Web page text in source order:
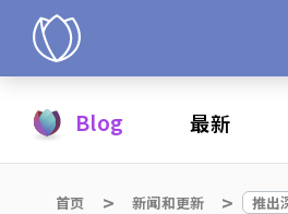
立即试
Blog 最新
首页 新闻和更新 推出